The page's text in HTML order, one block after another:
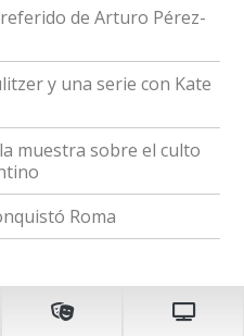
de Arturo Pérez-
y una serie con Kate
muestra sobre el culto
Roma